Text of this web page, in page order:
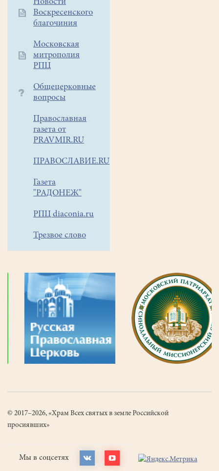
Дополнительное
меню
Новости
Воскресенского
благочиния
Московская
митрополия
РПЦ
Общецерковные
вопросы
Православная
газета от
PRAVMIR.RU
ПРАВОСЛАВИЕ.RU
Газета
"РАДОНЕЖ"
РПЦ diaconia.ru
Трезвое слово
© 2017–2026, «Храм Всех святых в земле Российской
просиявших»
Мы в соцсетях